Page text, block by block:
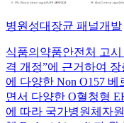
병원성대장균 패널개발
식품의약품안전처 고시
격 개정”에 근거하여
에 다양한 Non O157
면서 다양한 O혈청형
에 따라 국가병원체자